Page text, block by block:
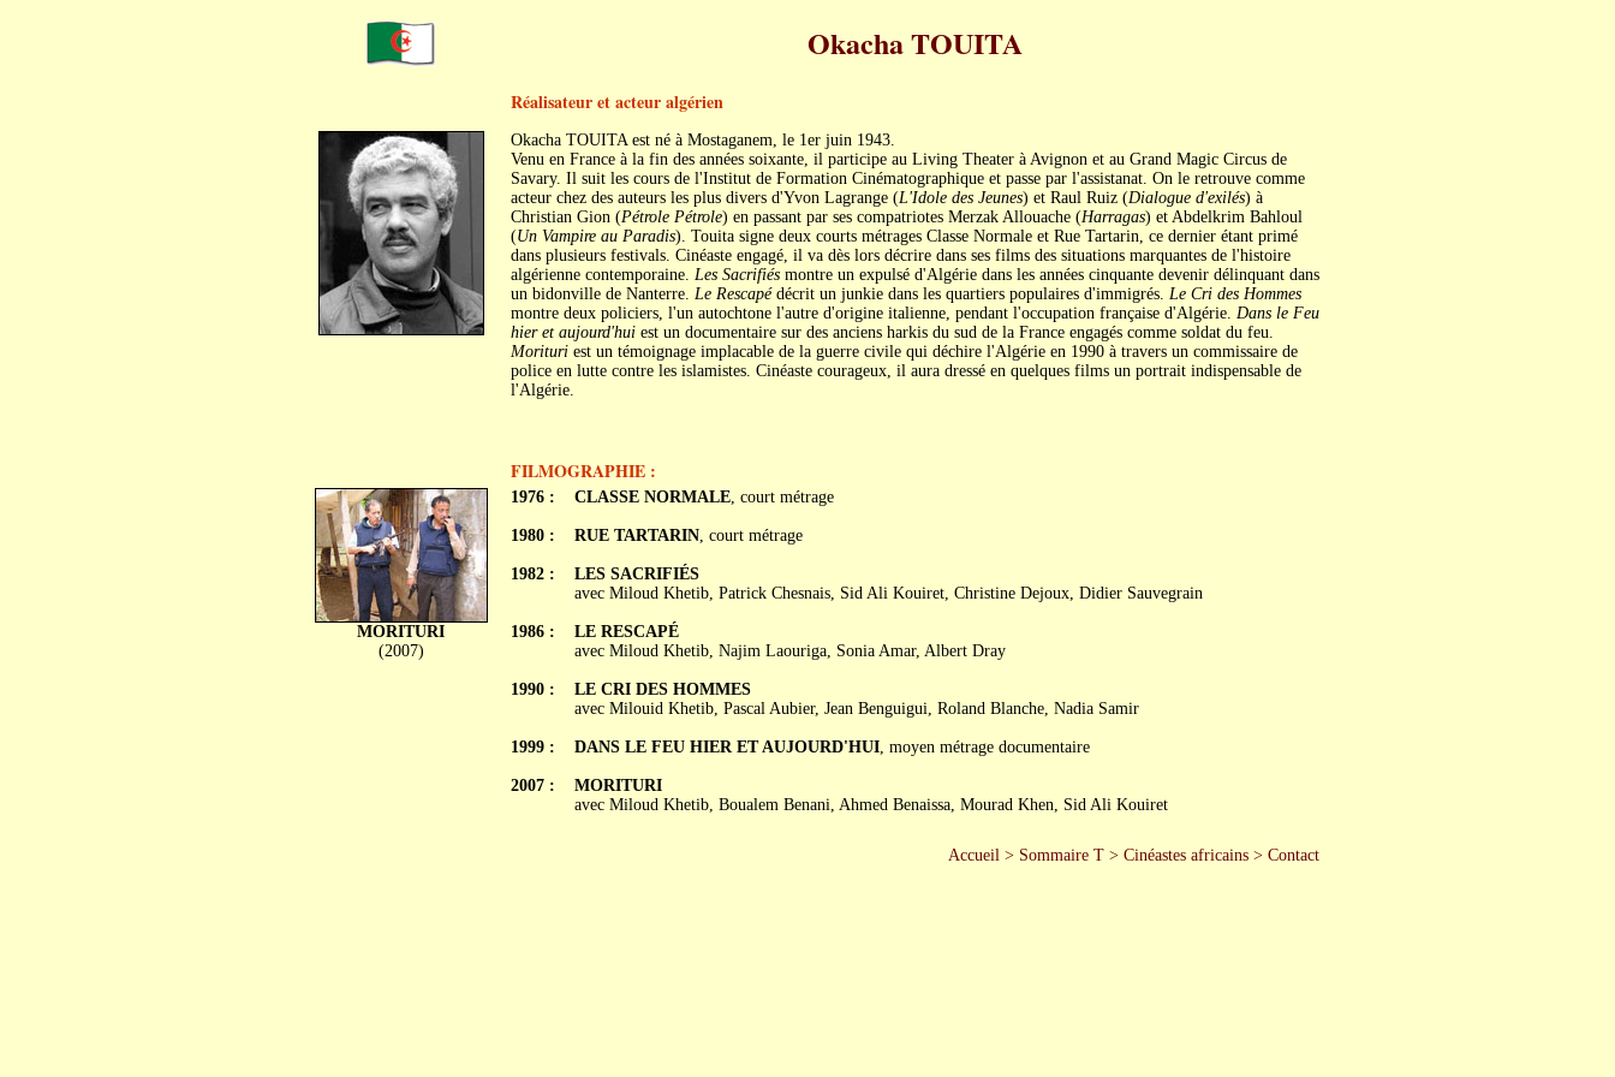
Okacha TOUITA
Réalisateur et acteur algérien
Okacha TOUITA est né à Mostaganem, le 1er juin 1943.
Venu en France à la fin des années soixante, il participe au Living Theater à Avignon et au Grand Magic Circus de
Savary. Il suit les cours de l'Institut de Formation Cinématographique et passe par l'assistanat. On le retrouve comme
acteur chez des auteurs les plus divers d'Yvon Lagrange (L'Idole des Jeunes) et Raul Ruiz (Dialogue d'exilés) à
Christian Gion (Pétrole Pétrole) en passant par ses compatriotes Merzak Allouache (Harragas) et Abdelkrim Bahloul
(Un Vampire au Paradis). Touita signe deux courts métrages Classe Normale et Rue Tartarin, ce dernier étant primé
dans plusieurs festivals. Cinéaste engagé, il va dès lors décrire dans ses films des situations marquantes de l'histoire
algérienne contemporaine. Les Sacrifiésmontre un expulsé d'Algérie dans les années cinquante devenir délinquant dans
un bidonville de Nanterre. Le Rescapédécrit un junkie dans les quartiers populaires d'immigrés. Le Cri des Hommes
montre deux policiers, l'un autochtone l'autre d'origine italienne, pendant l'occupation française d'Algérie. Dans le Feu
hier et aujourd'huiest un documentaire sur des anciens harkis du sud de la France engagés comme soldat du feu.
Morituriest un témoignage implacable de la guerre civile qui déchire l'Algérie en 1990 à travers un commissaire de
police en lutte contre les islamistes. Cinéaste courageux, il aura dressé en quelques films un portrait indispensable de
l'Algérie.
FILMOGRAPHIE :
MORITURI
(2007)
1976 :
1980 :
1982 :
1986 :
1990 :
1999 :
2007 :
CLASSE NORMALE, court métrage
RUE TARTARIN, court métrage
LES SACRIFIÉS
avec Miloud Khetib, Patrick Chesnais, Sid Ali Kouiret, Christine Dejoux, Didier Sauvegrain
LE RESCAPÉ
avec Miloud Khetib, Najim Laouriga, Sonia Amar, Albert Dray
LE CRI DES HOMMES
avec Milouid Khetib, Pascal Aubier, Jean Benguigui, Roland Blanche, Nadia Samir
DANS LE FEU HIER ET AUJOURD'HUI, moyen métrage documentaire
MORITURI
avec Miloud Khetib, Boualem Benani, Ahmed Benaissa, Mourad Khen, Sid Ali Kouiret
Accueil> Sommaire T> Cinéastes africains> Contact